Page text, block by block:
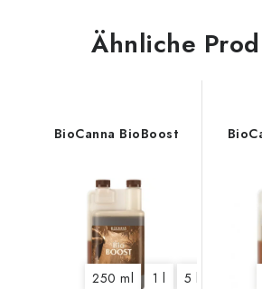
Ähnliche
BioCanna BioBoost
250 ml 1 l 5 l